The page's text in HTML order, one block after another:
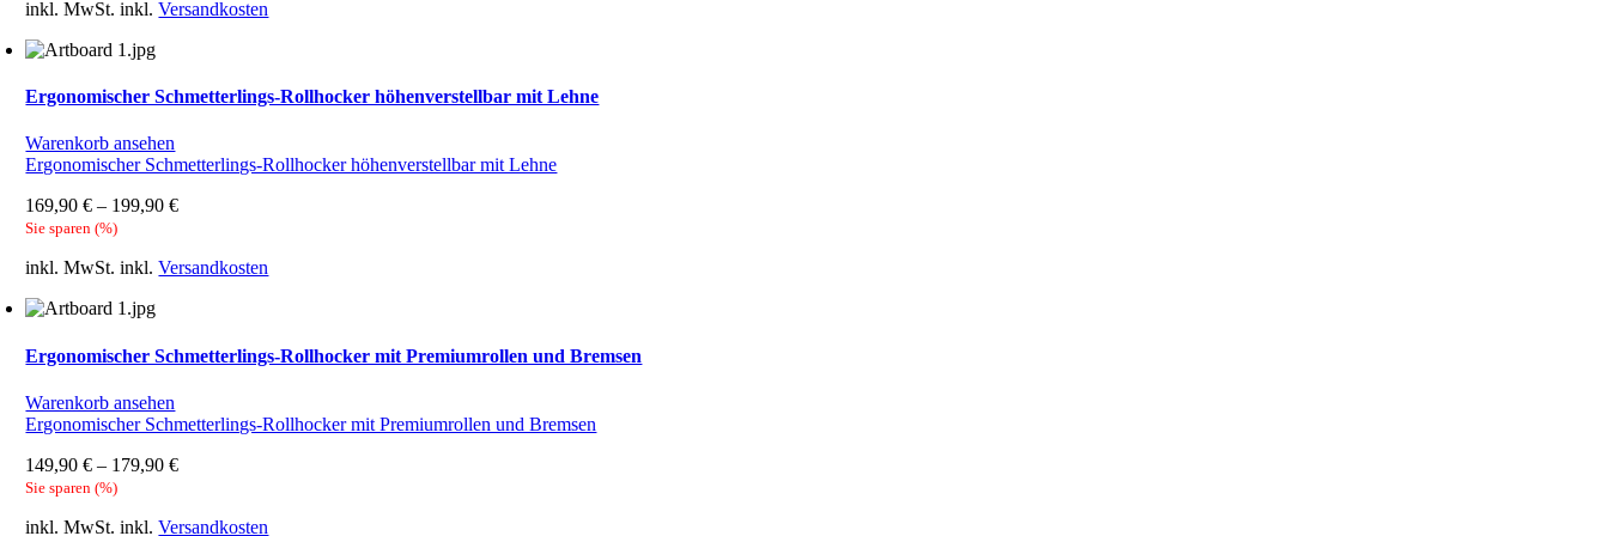
inkl. MwSt. inkl.Versandkosten
Ergonomischer Schmetterlings-Rollhocker höhenverstellbar mit Lehne
Warenkorb ansehen
Ergonomischer Schmetterlings-Rollhocker höhenverstellbar mit Lehne
169,90€ – 199,90€
Sie sparen(%)
inkl. MwSt. inkl.Versandkosten
Ergonomischer Schmetterlings-Rollhocker mit Premiumrollen und Bremsen
Warenkorb ansehen
Ergonomischer Schmetterlings-Rollhocker mit Premiumrollen und Bremsen
149,90€ – 179,90€
Sie sparen(%)
inkl. MwSt. inkl.Versandkosten